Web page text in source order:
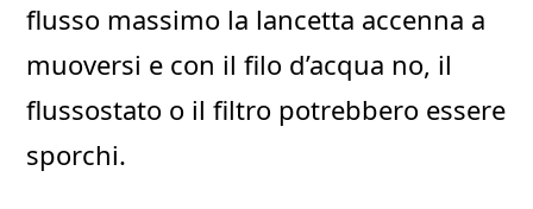
flusso massimo la lancetta accenna a
muoversi e con il filo d’acqua no, il
flussostato o il filtro potrebbero essere
sporchi.